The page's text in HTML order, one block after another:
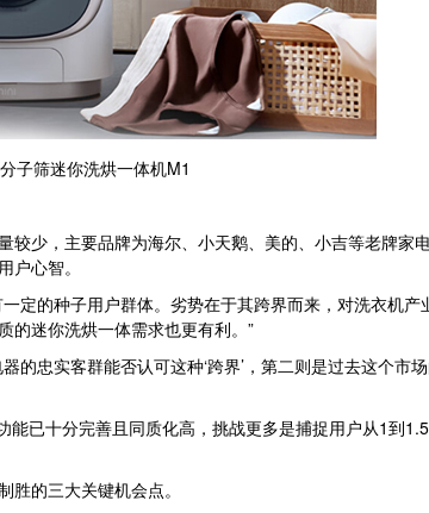
子筛迷你洗烘一体机M1
，主要品牌为海尔、小天鹅、美的、小吉等老牌家
心智。
的种子用户群体。劣势在于其跨界而来，对洗衣机产
的迷你洗烘一体需求也更有利。”
实客群能否认可这种‘跨界’，第二则是过去这个市
已十分完善且同质化高，挑战更多是捕捉用户从1到
的三大关键机会点。